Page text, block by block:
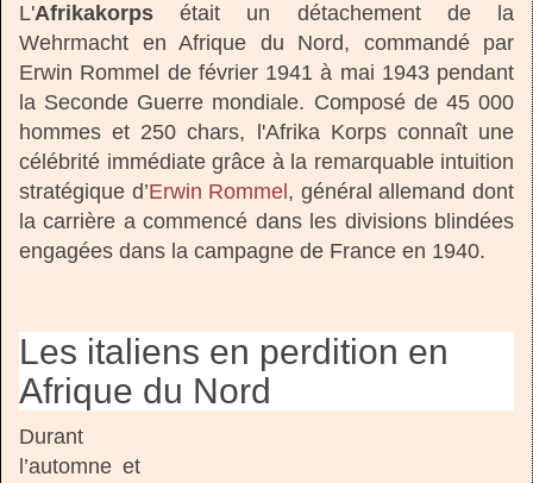
L'Afrikakorps était un détachement de la
Wehrmacht en Afrique du Nord, commandé par
Erwin Rommel de février 1941 à mai 1943 pendant
la Seconde Guerre mondiale. Composé de 45 000
hommes et 250 chars, l'Afrika Korps connaît une
célébrité immédiate grâce à la remarquable intuition
stratégique d’Erwin Rommel , général allemand dont
la carrière a commencé dans les divisions blindées
engagées dans la campagne de France en 1940.
Les italiens en perdition en
Afrique du Nord
Durant
l’automne et